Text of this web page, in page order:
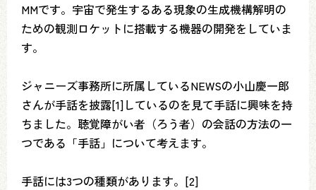
MMです。宇宙で発生するある現象の生成機構解明の
ための観測ロケットに搭載する機器の開発をしていま
す。
ジャニーズ事務所に所属しているNEWSの小山慶一郎
さんが手話を披露[1]しているのを見て手話に興味を持
ちました。聴覚障がい者（ろう者）の会話の方法の一
つである「手話」について考えます。
手話には3つの種類があります。[2]